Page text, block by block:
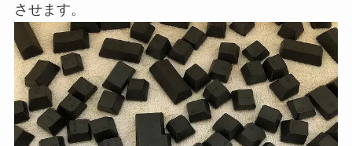
よっしー
ホコリや髪の毛が．．．。
させます。